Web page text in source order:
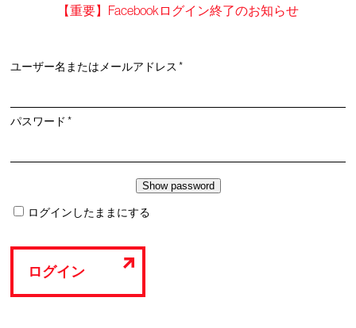
【重要】Facebookログイン終了のお知らせ
ユーザー名またはメールアドレス*必
パスワード*必
ログインしたままにする
ログイン